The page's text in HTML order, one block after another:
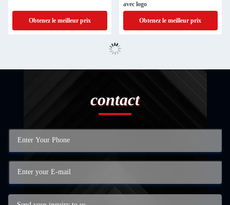
Obtenez le meilleur prix
avec logo
Obtenez le meilleur prix
contact